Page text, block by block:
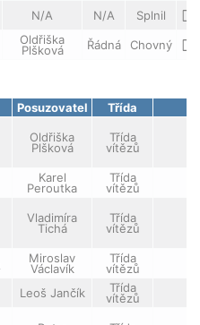
N/A N/A Splnil
Oldřiška
Plšková Řádná Chovný
Posuzovatel Třída
Oldřiška
Plšková
Třída
vítězů
Karel
Peroutka
Třída
vítězů
Vladimíra
Tichá
Třída
vítězů
Miroslav
Václavík
Třída
vítězů
Leoš Jančík Třída
vítězů